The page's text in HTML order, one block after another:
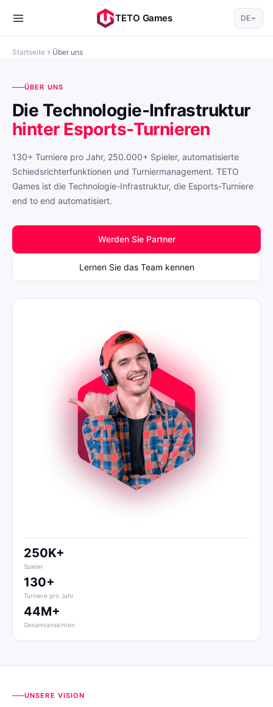
TETO Games DE
Startseite Über uns
ÜBER UNS
Die Technologie-Infrastruktur
hinter Esports-Turnieren
130+ Turniere pro Jahr, 250.000+ Spieler, automatisierte
Schiedsrichterfunktionen und Turniermanagement. TETO
Games ist die Technologie-Infrastruktur, die Esports-Turniere
end to end automatisiert.
Werden Sie Partner
Lernen Sie das Team kennen
250K+
Spieler
130+
Turniere pro Jahr
44M+
Gesamtansichten
UNSERE VISION